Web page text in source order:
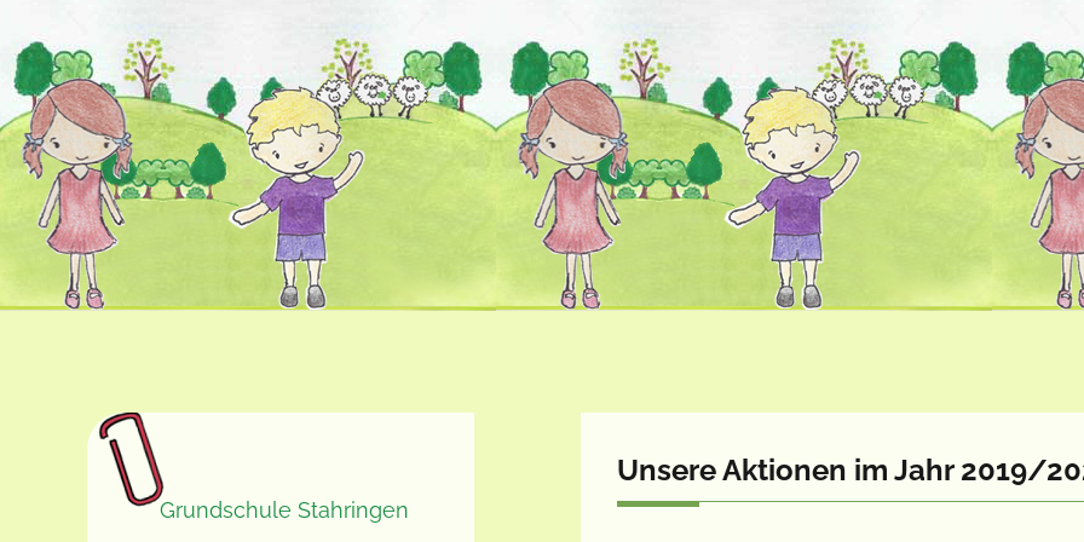
Grundschule Stahringen
Unsere Aktionen im Jahr 2019/